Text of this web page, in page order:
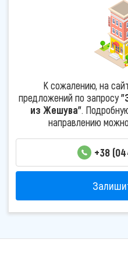
К сожалению, на
предложений по запросу
из Жешува".
направлению
+38